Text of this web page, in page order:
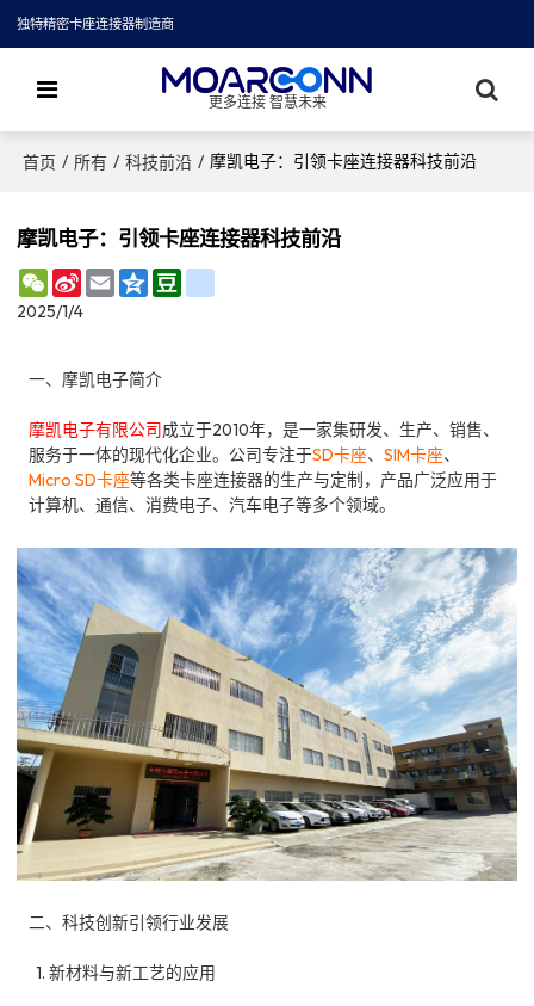
独特精密卡座连接器制造商
更多连接 智慧未来
首页 / 所有 / 科技前沿 / 摩凯电子：引领卡座连接器科技前沿
摩凯电子：引领卡座连接器科技前沿
WeChat
Sina
Weibo
EmailQzone
2025/1/4
一、摩凯电子简介
摩凯电子有限公司成立于2010年，是一家集研发、生产、销售、
服务于一体的现代化企业。公司专注于SD卡座、SIM卡座、
Micro SD卡座等各类卡座连接器的生产与定制，产品广泛应用于
计算机、通信、消费电子、汽车电子等多个领域。
二、科技创新引领行业发展
1. 新材料与新工艺的应用